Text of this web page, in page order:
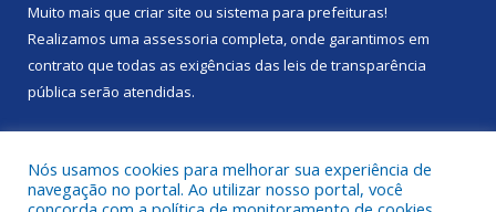
Muito mais que criar site ou sistema para prefeituras!
Realizamos uma assessoria completa, onde garantimos em
contrato que todas as exigências das leis de transparência
pública serão atendidas.
Nós usamos cookies para melhorar sua experiência de
navegação no portal. Ao utilizar nosso portal, você